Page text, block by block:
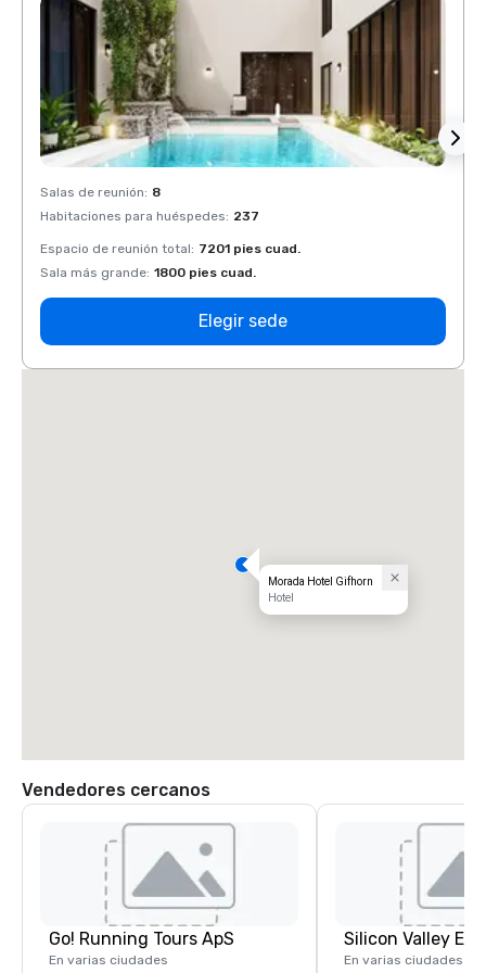
Salas de reunión: 8
Habitaciones para huéspedes: 237
Espacio de reunión total: 7201 pies cuad.
Sala más grande: 1800 pies cuad.
Elegir sede
Morada Hotel Gifhorn
Hotel
Vendedores cercanos
Go! Running Tours ApS
En varias ciudades
En varias ciudades